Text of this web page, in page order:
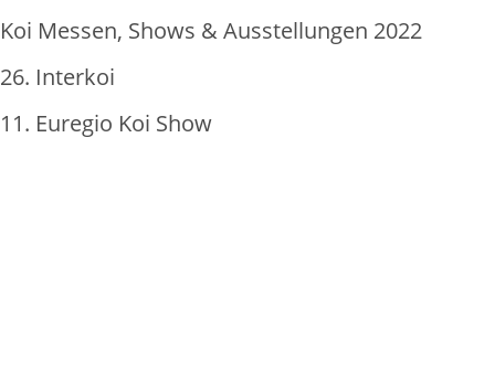
Koi Messen, Shows & Ausstellungen 2022
26. Interkoi
11. Euregio Koi Show